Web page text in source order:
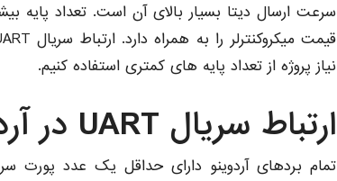
سرعت ارسال دیتا بسیار بالای آن است. تعداد پایه
نیاز پروژه از تعداد پایه های کمتری استفاده کنیم.
ارتباط سریال UART در آردوینو
تمام بردهای آردوینو دارای حداقل یک عدد پورت